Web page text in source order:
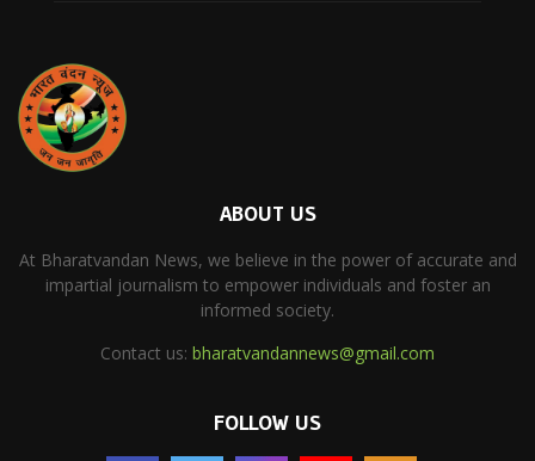
ABOUT US
At Bharatvandan News, we believe in the power of accurate and
impartial journalism to empower individuals and foster an
informed society.
Contact us: bharatvandannews@gmail.com
FOLLOW US